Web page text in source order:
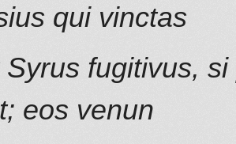
qui vinctas
Syrus fugitivus,
eos venun